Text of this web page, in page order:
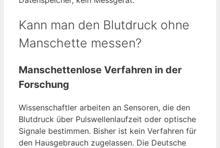
Kann man den Blutdruck ohne
Manschette messen?
Manschettenlose Verfahren in der
Forschung
Wissenschaftler arbeiten an Sensoren, die den
Blutdruck über Pulswellenlaufzeit oder optische
Signale bestimmen. Bisher ist kein Verfahren für
den Hausgebrauch zugelassen. Die Deutsche